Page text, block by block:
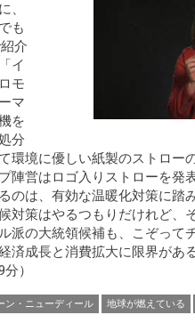
、
も
介
イ
モ
マ
を
分
環境に優しい紙製のストロー
陣営はロゴ入りストローを発
のは、有効な温暖化対策に踏
対策はやるつもりだけれど、
派の大統領候補も、こぞって
済成長と消費拡大に限界があ
）
ン・ニューディール 地球が燃えている